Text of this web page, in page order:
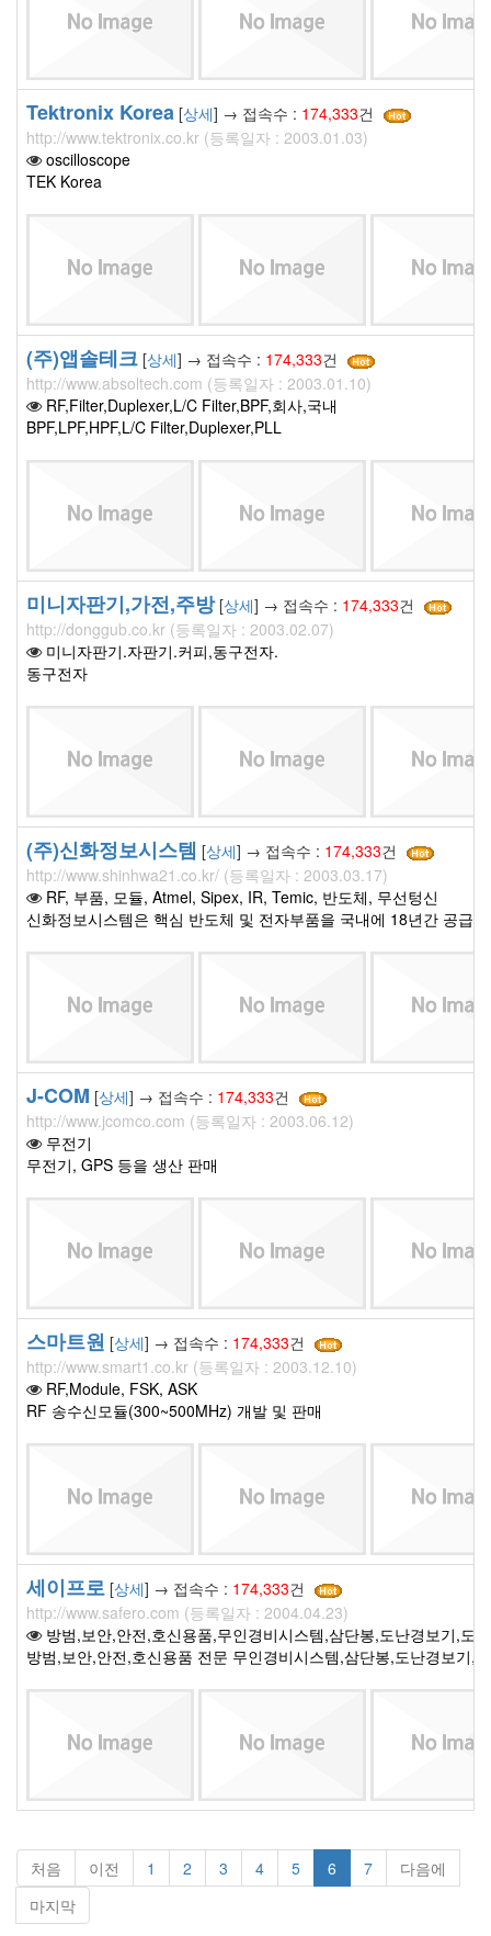
Tektronix Korea [상세] → 접속수 : 174,333건
http://www.tektronix.co.kr (등록일자 : 2003.01.03)
oscilloscope
TEK Korea
(주)앱솔테크 [상세] → 접속수 : 174,333건
http://www.absoltech.com (등록일자 : 2003.01.10)
RF,Filter,Duplexer,L/C Filter,BPF,회사,국내
BPF,LPF,HPF,L/C Filter,Duplexer,PLL
미니자판기,가전,주방[상세] → 접속수 : 174,333건
http://donggub.co.kr (등록일자 : 2003.02.07)
미니자판기.자판기.커피,동구전자.
동구전자
(주)신화정보시스템 [상세] → 접속수 : 174,333건
http://www.shinhwa21.co.kr/ (등록일자 : 2003.03.17)
RF, 부품, 모듈, Atmel, Sipex, IR, Temic, 반도체, 무선텅신
신화정보시스템은 핵심 반도체 및 전자부품을 국내에 18년간 공급
J-COM [상세] → 접속수 : 174,333건
http://www.jcomco.com (등록일자 : 2003.06.12)
무전기
무전기, GPS 등을 생산 판매
스마트원 [상세] → 접속수 : 174,333건
http://www.smart1.co.kr (등록일자 : 2003.12.10)
RF,Module, FSK, ASK
RF 송수신모듈(300~500MHz) 개발 및 판매
세이프로 [상세] → 접속수 : 174,333건
http://www.safero.com (등록일자 : 2004.04.23)
방범,보안,안전,호신용품,무인경비시스템,삼단봉,도난경보기,도
방범,보안,안전,호신용품 전문 무인경비시스템,삼단봉,도난경보기,
처음 이전 1 2 3 4 5 6 7
다음에
마지막